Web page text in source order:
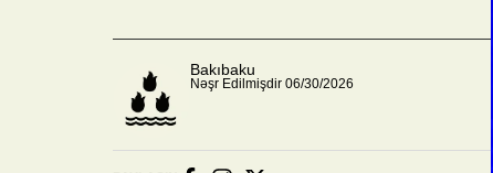
Bakıbaku
Nəşr Edilmişdir 06/30/2026